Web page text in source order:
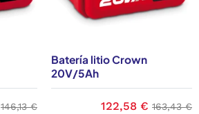
Precio base
146,13 €
Batería litio Crown
20V/5Ah
Precio
122,58 € Precio
163,43 €